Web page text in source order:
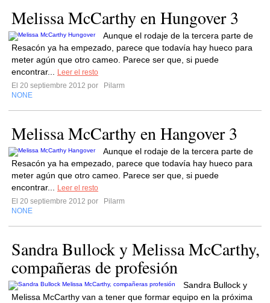
Melissa McCarthy en Hungover 3
Aunque el rodaje de la tercera parte de
Resacón ya ha empezado, parece que todavía hay hueco para
meter agún que otro cameo. Parece ser que, si puede
encontrar...
Leer el resto
El 20 septiembre 2012 por
Pilarm
NONE
Melissa McCarthy en Hangover 3
Aunque el rodaje de la tercera parte de
Resacón ya ha empezado, parece que todavía hay hueco para
meter agún que otro cameo. Parece ser que, si puede
encontrar...
Leer el resto
El 20 septiembre 2012 por
Pilarm
NONE
Sandra Bullock y Melissa McCarthy,
compañeras de profesión
Sandra Bullock y
Melissa McCarthy van a tener que formar equipo en la próxima